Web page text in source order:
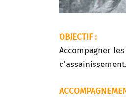
OBJECTIF :
Accompagner